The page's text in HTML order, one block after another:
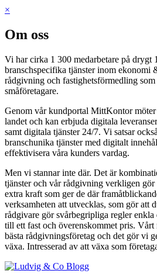
×
Om oss
Vi har cirka 1 300 medarbetare på drygt
branschspecifika tjänster inom ekonomi
rådgivning och fastighetsförmedling
småföretagare.
Genom vår kundportal MittKontor
landet och kan erbjuda digitala
samt digitala tjänster 24/7. Vi satsar
branschunika tjänster med digitalt
effektivisera våra kunders vardag.
Men vi stannar inte där. Det är
tjänster och vår rådgivning verkligen
extra kraft som ger de där
verksamheten att utvecklas, som gör att
rådgivare gör svårbegripliga regler
till ett fast och överenskommet pris. Vårt
bästa rådgivningsföretag och det gör vi
växa. Intresserad av att växa som
Blogg